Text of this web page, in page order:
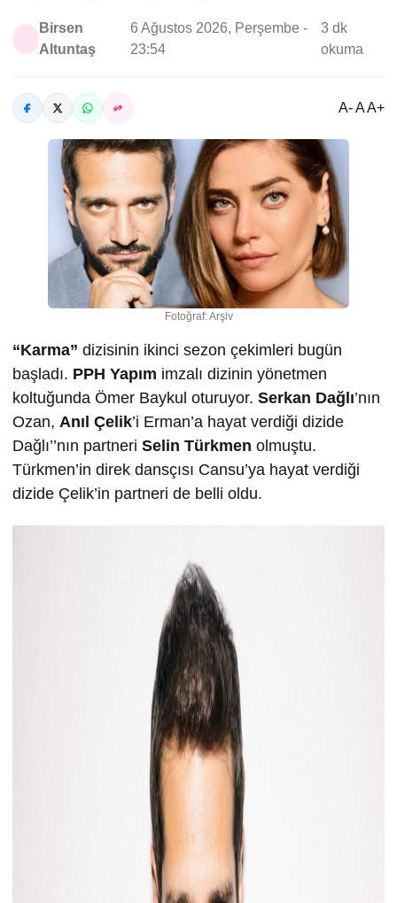
Birsen
Altuntaş
6 Ağustos 2026, Perşembe -
23:54
3 dk
okuma
A- A A+
Fotoğraf: Arşiv
“Karma” dizisinin ikinci sezon çekimleri bugün
başladı. PPH Yapım imzalı dizinin yönetmen
koltuğunda Ömer Baykul oturuyor. Serkan Dağlı’nın
Ozan, Anıl Çelik’i Erman’a hayat verdiği dizide
Dağlı’’nın partneri Selin Türkmen olmuştu.
Türkmen’in direk dansçısı Cansu’ya hayat verdiği
dizide Çelik’in partneri de belli oldu.